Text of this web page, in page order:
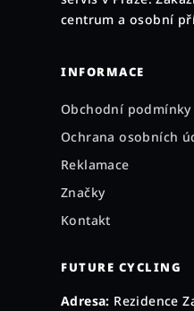
centrum a osobní
INFORMACE
Obchodní podmínky
Ochrana osobních
Reklamace
Značky
Kontakt
FUTURE CYCLING
Adresa: Rezidence